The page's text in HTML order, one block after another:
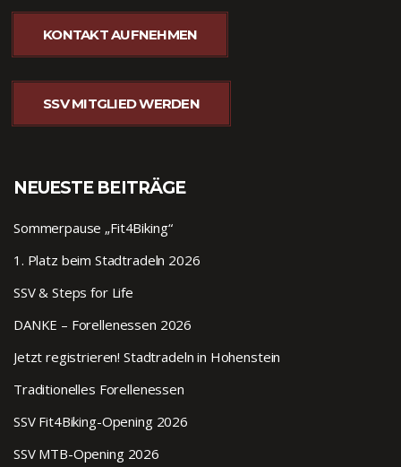
KONTAKT AUFNEHMEN
SSV MITGLIED WERDEN
NEUESTE BEITRÄGE
Sommerpause „Fit4Biking“
1. Platz beim Stadtradeln 2026
SSV & Steps for Life
DANKE – Forellenessen 2026
Jetzt registrieren! Stadtradeln in Hohenstein
Traditionelles Forellenessen
SSV Fit4Biking-Opening 2026
SSV MTB-Opening 2026